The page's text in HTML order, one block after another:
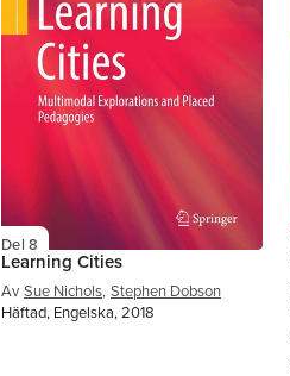
Del 8
Learning Cities
Av Sue Nichols, Stephen Dobson
Häftad, Engelska, 2018